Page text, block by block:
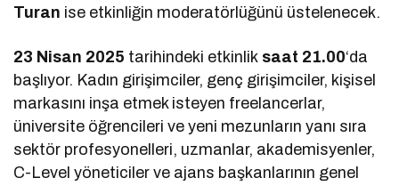
Turan ise etkinliğin moderatörlüğünü üstelenecek.
23 Nisan 2025 tarihindeki etkinlik saat 21.00‘da
başlıyor. Kadın girişimciler, genç girişimciler, kişisel
markasını inşa etmek isteyen freelancerlar,
üniversite öğrencileri ve yeni mezunların yanı sıra
sektör profesyonelleri, uzmanlar, akademisyenler,
C-Level yöneticiler ve ajans başkanlarının genel